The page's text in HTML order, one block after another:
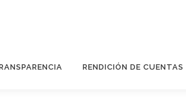
RENDICIÓN DE CUENTAS